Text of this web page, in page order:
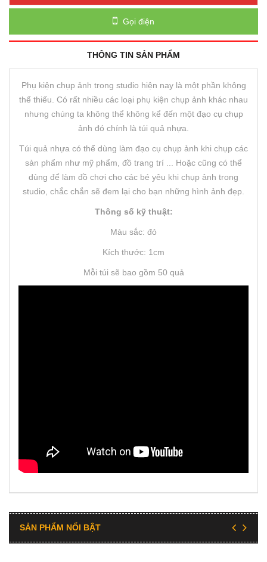
Gọi điện
THÔNG TIN SẢN PHẨM
Phụ kiện chụp ảnh trong studio hiện nay là một phần không
thể thiếu. Có rất nhiều các loại phụ kiện chụp ảnh khác nhau
nhưng chúng ta không thể không kể đến một đạo cụ chụp
ảnh đó chính là túi quả nhựa.
Túi quả nhựa có thể dùng làm đạo cụ chụp ảnh khi chụp các
sản phẩm như mỹ phẩm, đồ trang trí ... Hoặc cũng có thể
dùng để làm đồ chơi cho các bé yêu khi chụp ảnh trong
studio, chắc chắn sẽ đem lại cho bạn những hình ảnh đẹp.
Thông số kỹ thuật:
Màu sắc: đỏ
Kích thước: 1cm
Mỗi túi sẽ bao gồm 50 quả
SẢN PHẨM NỔI BẬT